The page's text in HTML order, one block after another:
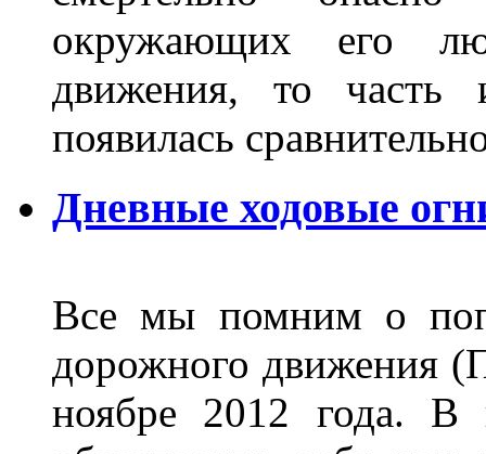
окружающих его
движения, то часть
появилась
Дневные ходовые
Все мы помним о
дорожного движения
ноябре 2012 года.